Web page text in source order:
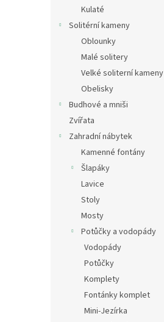
Kulaté
Solitérní kameny
Oblounky
Malé solitery
Velké soliterní kameny
Obelisky
Budhové a mniši
Zvířata
Zahradní nábytek
Kamenné fontány
Šlapáky
Lavice
Stoly
Mosty
Potůčky a vodopády
Vodopády
Potůčky
Komplety
Fontánky komplet
Mini-Jezírka